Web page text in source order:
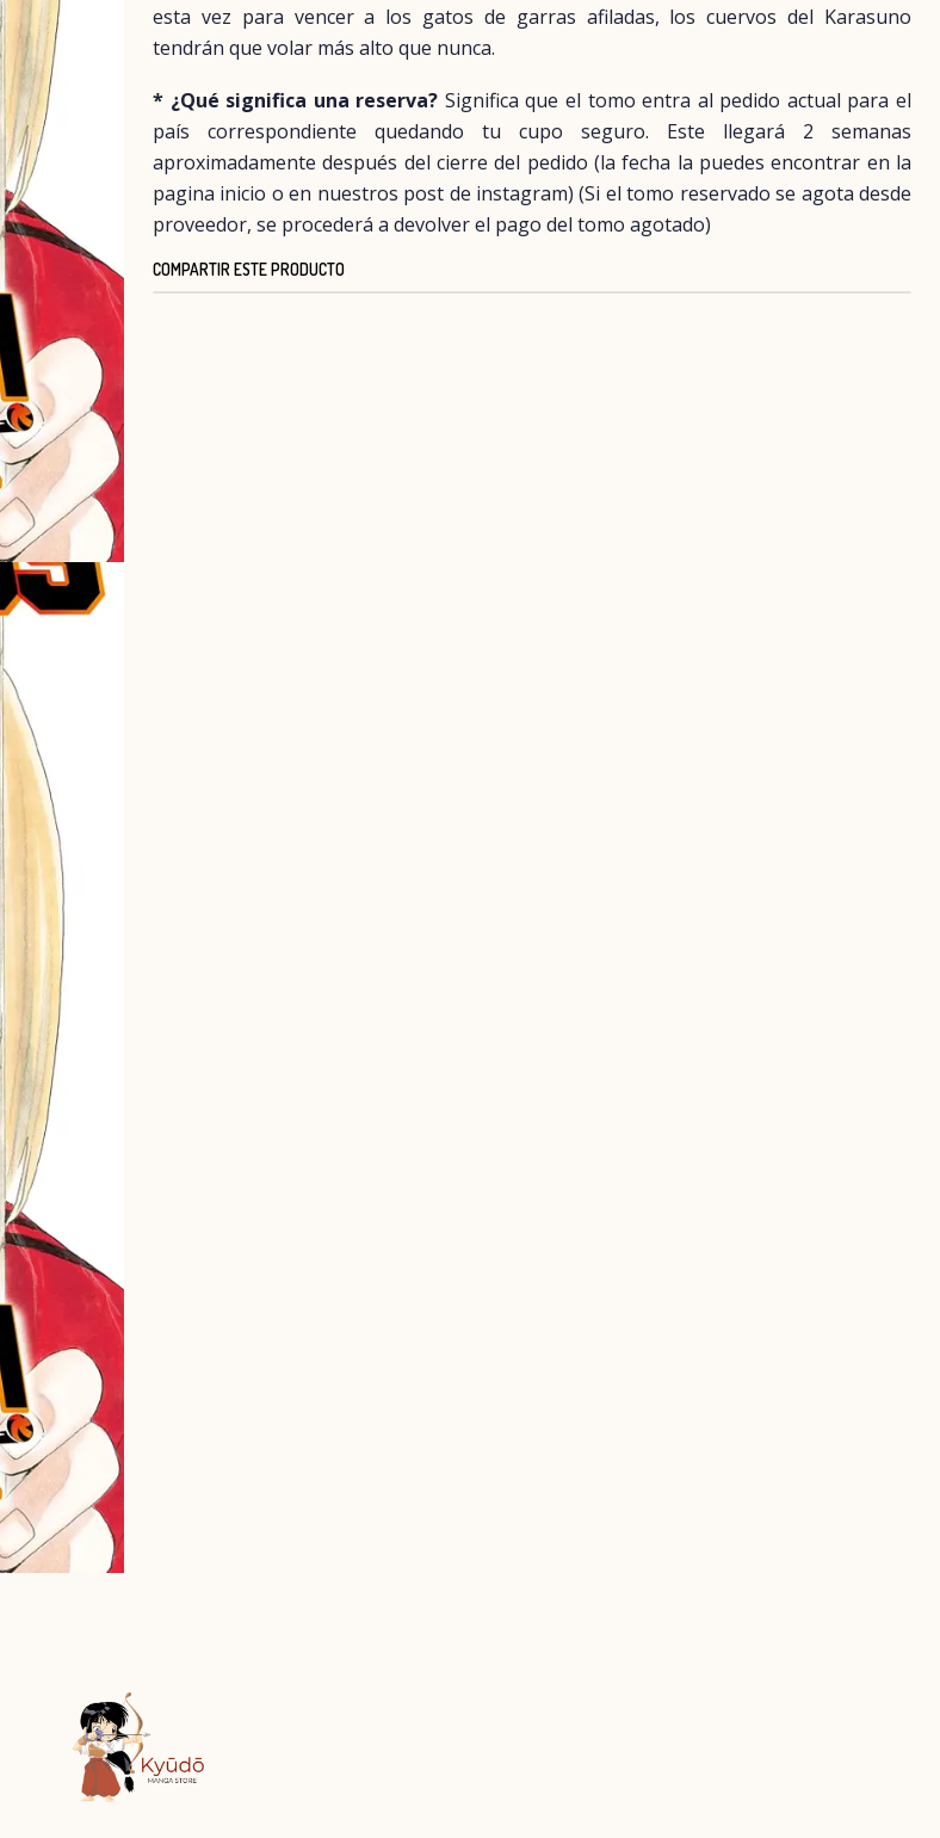
esta vez para vencer a los gatos de garras afiladas, los cuervos del Karasuno
tendrán que volar más alto que nunca.
* ¿Qué significa una reserva? Significa que el tomo entra al pedido actual para el
país correspondiente quedando tu cupo seguro. Este llegará 2 semanas
aproximadamente después del cierre del pedido (la fecha la puedes encontrar en la
pagina inicio o en nuestros post de instagram) (Si el tomo reservado se agota desde
proveedor, se procederá a devolver el pago del tomo agotado)
COMPARTIR ESTE PRODUCTO